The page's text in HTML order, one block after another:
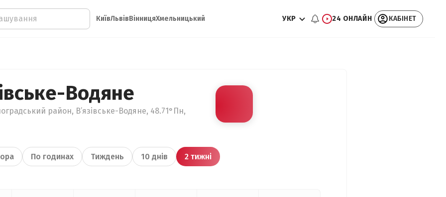
КиївЛьвівВінницяХмельницький УКР 24 ОНЛАЙН КАБІНЕТ
Водяне
район, В’язівське-Водяне, 48.71°Пн,
По годинах Тиждень 10 днів 2 тижні